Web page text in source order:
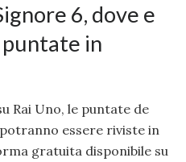
6, dove e
in
Rai Uno, le puntate de
potranno essere riviste in
gratuita disponibile su